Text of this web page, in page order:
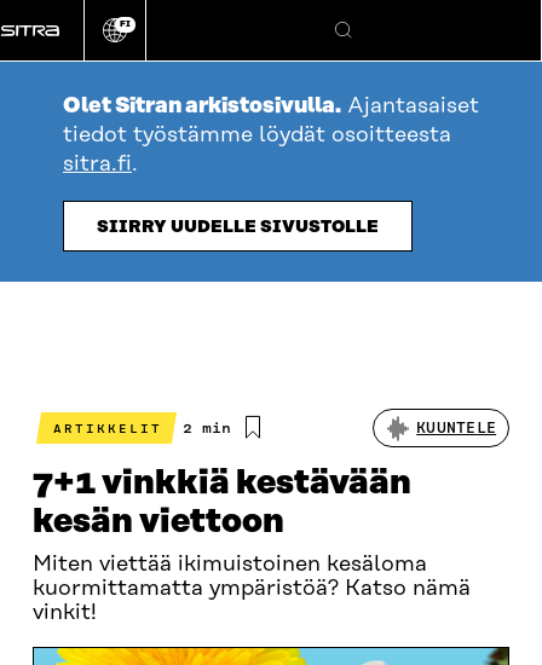
suoraan
sisältöön
Vaihda
kieli
FI
Hae
Olet Sitran arkistosivulla. Ajantasaiset
tiedot työstämme löydät osoitteesta
sitra.fi.
SIIRRY UUDELLE SIVUSTOLLE
ARTIKKELIT
Arvioitu
2 min KUUNTELE
7+1 vinkkiä kestävään
kesän viettoon
Miten viettää ikimuistoinen kesäloma
kuormittamatta ympäristöä? Katso nämä
vinkit!